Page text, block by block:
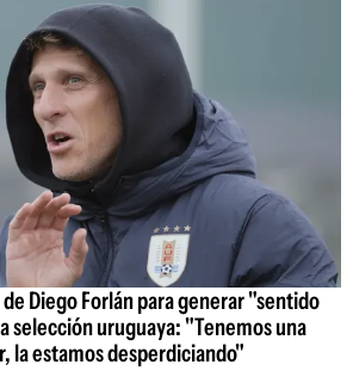
Diego Forlán para generar "sentido
selección uruguaya: "Tenemos una
la estamos desperdiciando"